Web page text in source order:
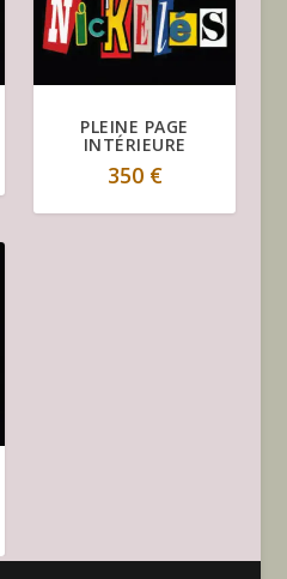
PLEINE PAGE
INTÉRIEURE
350 €